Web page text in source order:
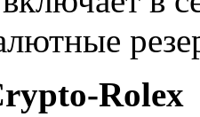
Rolex